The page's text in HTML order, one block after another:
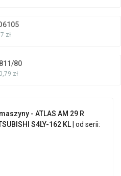
zł
80
zł
- ATLAS AM 29 R
S4LY-162 KL | od serii: